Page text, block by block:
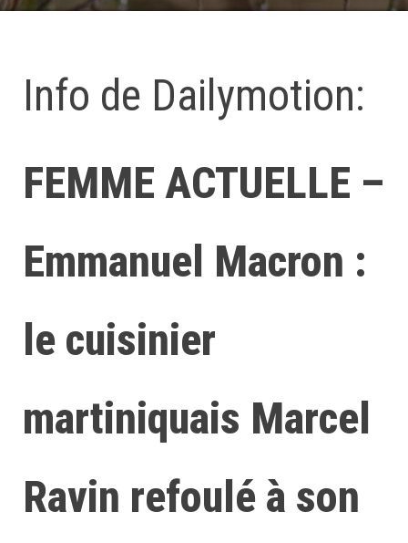
Info de Dailymotion:
FEMME ACTUELLE –
Emmanuel Macron :
le cuisinier
martiniquais Marcel
Ravin refoulé à son